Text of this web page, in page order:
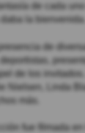
de cada uno
la bienvenida.
de
de los
Nielsen, Linda
más.
fue filmada